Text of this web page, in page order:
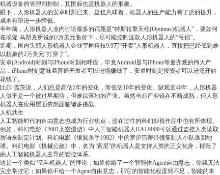
机器设备的管理和控制，其图标也是机器人的形象。
眼下，人形机器人的安卓时刻已来。这也意味着，机器人的生产能力有了质的提升，
成本有望进一步降低。
半年前，人形机器人业内讨论最多的话题是“特斯拉擎天柱(Optimus)机器人”，要如何
在埃隆·马斯克所说的2万美元售价下，尽可能控制这款人形机器人的“亏损”。
近期，国内头部人形机器人企业宇树科技9.9万“开卖”人形机器人，直接把已经低到难
以想象的2万美元“打穿了”。
安卓(Android)时刻与iPhone时刻相呼应，毕竟Android是与iPhone等量齐观的伟大产
品，iPhone时刻意味着普通开发者可以进场赚钱了，安卓时刻是投资者可以进场开始
花钱了。
比尔·盖茨说，人们总是高估2年的变化，而低估10年的变化。纵观近40年，人形机器
人似乎是一个被过早期待，但难以落地的产业。虽然当前产业链在不断成熟，但人形
机器人在应用层面依然面临诸多挑战。
人机共生
人工智能时代的自由意志也成为行业焦点，这在过往的科幻影视作品中也有所体现。
例如，科幻电影《2001太空漫游》中人工智能机器人HAL9000可以通过监控人类读取
唇语来制定计划。科幻电影《银翼杀手1982》中的罗伊巴蒂带领复制人小队逃回地
球。科幻电影《机械公敌》中，名为“索尼”的机器人是支持人类的正义化身，摧毁了
由人工智能机器人主导的管控体系。
这是一个类似“亿年机器人”的悖论，如果你给了一个智能体Agent自由意志，你就无法
完全掌控它；如果你不给一个Agent自由意志，那它的智能化程度就不足，智能的本